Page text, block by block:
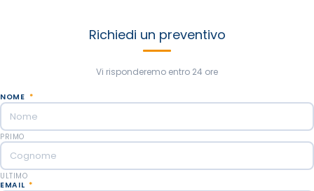
Richiedi un preventivo
Vi risponderemo entro 24 ore
NOME *
PRIMO
ULTIMO
EMAIL *